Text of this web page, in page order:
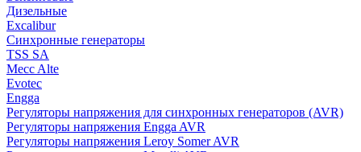
Дизельные
Excalibur
Синхронные генераторы
TSS SA
Mecc Alte
Evotec
Engga
Регуляторы напряжения для синхронных генераторов (AVR)
Регуляторы напряжения Engga AVR
Регуляторы напряжения Leroy Somer AVR